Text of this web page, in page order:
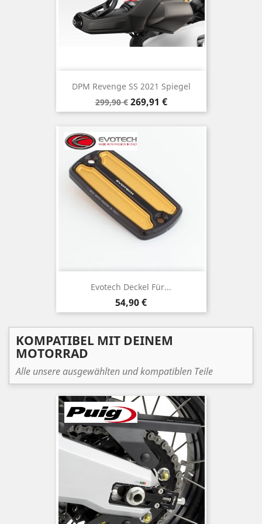
DPM Revenge SS 2021 Spiegel
Verkaufspreis
299,90 € Preis
269,91 €
Evotech Deckel Für...
Preis
54,90 €
KOMPATIBEL MIT DEINEM
MOTORRAD
Alle unsere ausgewählten und kompatiblen Teile